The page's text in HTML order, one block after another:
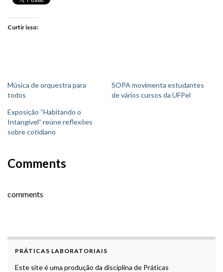
Curtir isso:
Música de orquestra para
todos
SOPA movimenta estudantes
de vários cursos da UFPel
Exposição “Habitando o
Intangível” reúne reflexões
sobre cotidiano
Comments
comments
PRÁTICAS LABORATORIAIS
Este site é uma produção da disciplina de Práticas